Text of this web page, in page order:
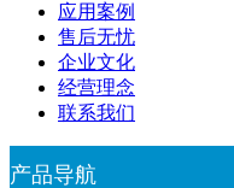
应用案例
售后无忧
企业文化
经营理念
联系我们
产品导航